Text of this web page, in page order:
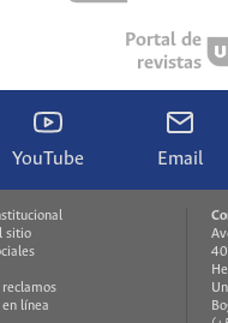
Portal de
revistas
YouTube Email
sitio
línea